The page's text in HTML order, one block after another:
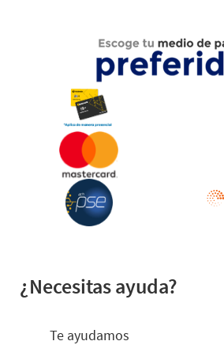
¿Necesitas ayuda?
Te ayudamos